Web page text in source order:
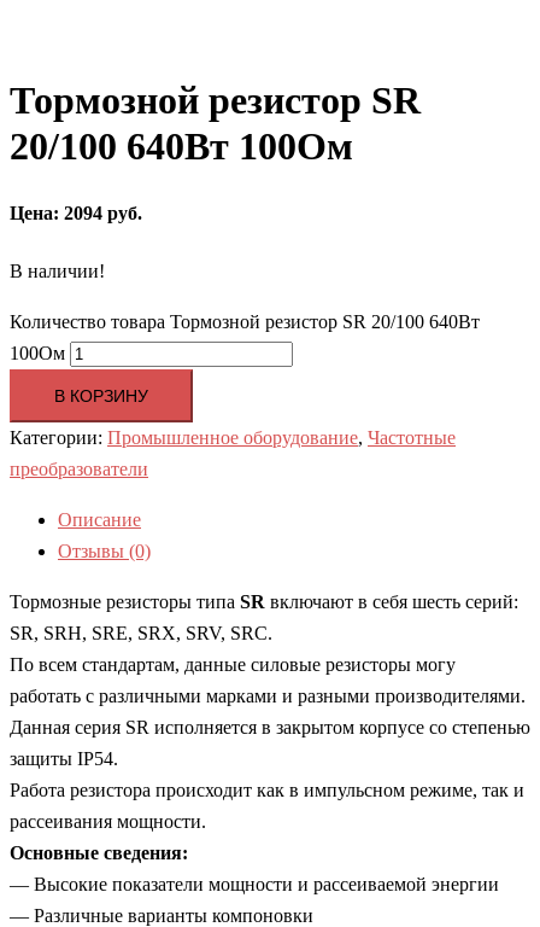
Тормозной резистор SR
20/100 640Вт 100Ом
Цена: 2094 руб.
В наличии!
Количество товара Тормозной резистор SR 20/100 640Вт
100Ом
В КОРЗИНУ
Категории: Промышленное оборудование, Частотные
преобразователи
Описание
Отзывы (0)
Тормозные резисторы типа SR включают в себя шесть серий:
SR, SRH, SRE, SRX, SRV, SRС.
По всем стандартам, данные силовые резисторы могу
работать с различными марками и разными производителями.
Данная серия SR исполняется в закрытом корпусе со степенью
защиты IP54.
Работа резистора происходит как в импульсном режиме, так и
рассеивания мощности.
Основные сведения:
— Высокие показатели мощности и рассеиваемой энергии
— Различные варианты компоновки